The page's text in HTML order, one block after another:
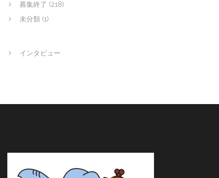
募集終了 (218)
未分類 (1)
インタビュー